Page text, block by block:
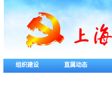
组织建设 直属动态